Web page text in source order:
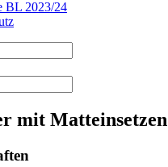
BL 2023/24
mit Matteinsetzen